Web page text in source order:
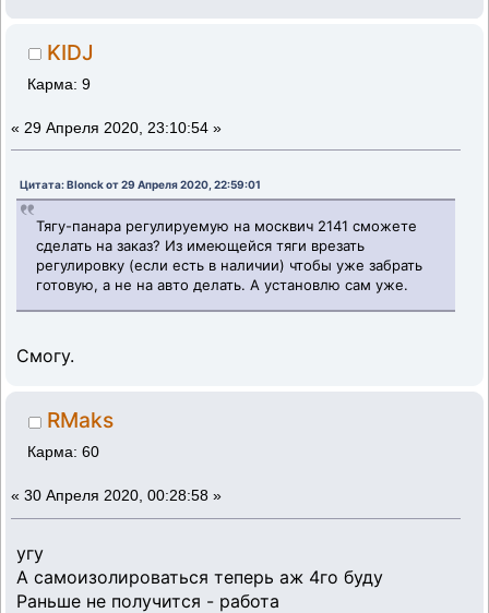
KIDJ
Карма: 9
« 29 Апреля 2020, 23:10:54 »
Цитата: Blonck от 29 Апреля 2020, 22:59:01
Тягу-панара регулируемую на москвич 2141 сможете
сделать на заказ? Из имеющейся тяги врезать
регулировку (если есть в наличии) чтобы уже забрать
готовую, а не на авто делать. А установлю сам уже.
Смогу.
RMaks
Карма: 60
« 30 Апреля 2020, 00:28:58 »
угу
А самоизолироваться теперь аж 4го буду
Раньше не получится - работа